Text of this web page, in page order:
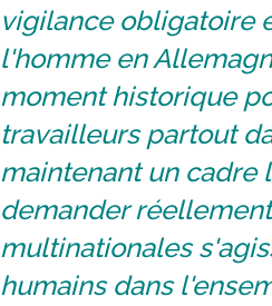
vigilance obligatoire
l'homme en
moment historique
travailleurs partout
maintenant un cadre
demander
multinationales
humains dans